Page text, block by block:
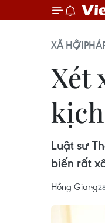
XÃ HỘI
Xét
Luật sư
biến rất
Hồng Giang